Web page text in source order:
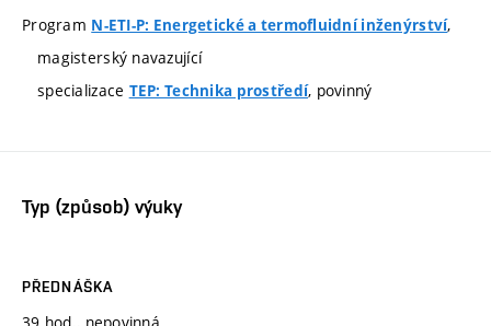
Program N-ETI-P: Energetické a termofluidní inženýrství,
magisterský navazující
specializace TEP: Technika prostředí, povinný
Typ (způsob) výuky
PŘEDNÁŠKA